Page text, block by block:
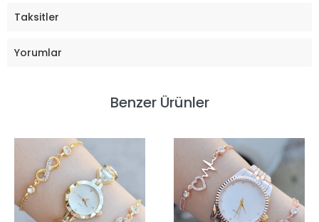
Taksitler
Yorumlar
Benzer Ürünler